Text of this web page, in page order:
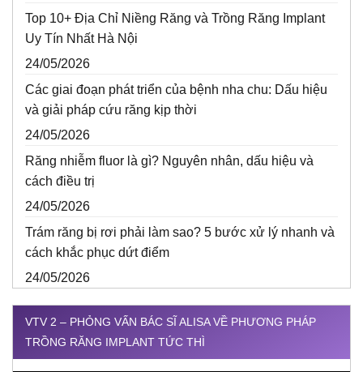
Top 10+ Địa Chỉ Niềng Răng và Trồng Răng Implant
Uy Tín Nhất Hà Nội
24/05/2026
Các giai đoạn phát triển của bệnh nha chu: Dấu hiệu
và giải pháp cứu răng kịp thời
24/05/2026
Răng nhiễm fluor là gì? Nguyên nhân, dấu hiệu và
cách điều trị
24/05/2026
Trám răng bị rơi phải làm sao? 5 bước xử lý nhanh và
cách khắc phục dứt điểm
24/05/2026
VTV 2 – PHỎNG VẤN BÁC SĨ ALISA VỀ PHƯƠNG PHÁP
TRỒNG RĂNG IMPLANT TỨC THÌ